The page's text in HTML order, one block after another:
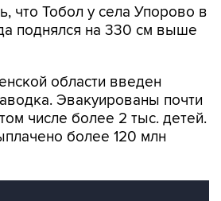
что Тобол у села Упорово в
поднялся на 330 см выше
области введен
Эвакуированы почти
числе более 2 тыс. детей.
более 120 млн